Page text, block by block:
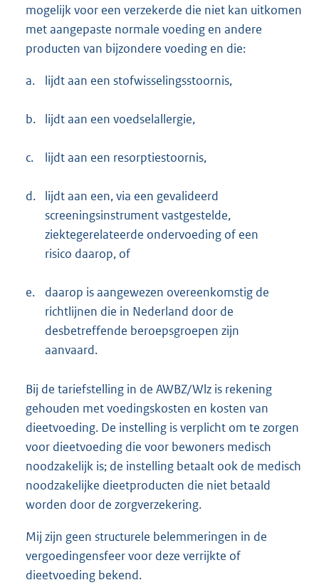
mogelijk voor een verzekerde die niet kan uitkomen
met aangepaste normale voeding en andere
producten van bijzondere voeding en die:
a. lijdt aan een stofwisselingsstoornis,
b. lijdt aan een voedselallergie,
c. lijdt aan een resorptiestoornis,
d.
lijdt aan een, via een gevalideerd
screeningsinstrument vastgestelde,
ziektegerelateerde ondervoeding of een
risico daarop, of
e.
daarop is aangewezen overeenkomstig de
richtlijnen die in Nederland door de
desbetreffende beroepsgroepen zijn
aanvaard.
Bij de tariefstelling in de AWBZ/Wlz is rekening
gehouden met voedingskosten en kosten van
dieetvoeding. De instelling is verplicht om te zorgen
voor dieetvoeding die voor bewoners medisch
noodzakelijk is; de instelling betaalt ook de medisch
noodzakelijke dieetproducten die niet betaald
worden door de zorgverzekering.
Mij zijn geen structurele belemmeringen in de
vergoedingensfeer voor deze verrijkte of
dieetvoeding bekend.